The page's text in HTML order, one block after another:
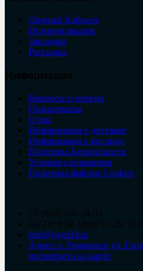
Личный Кабинет
История заказов
Закладки
Рассылка
Вопросы и ответы
Пожаловатья
О нас
Информация о доставке
Информация о юр.лице
Политика Безопасности
Условия соглашения
Политика файлов Cookies
info@uyut34.ru
Адрес: г. Урюпинск ул.
посмотреть на карте